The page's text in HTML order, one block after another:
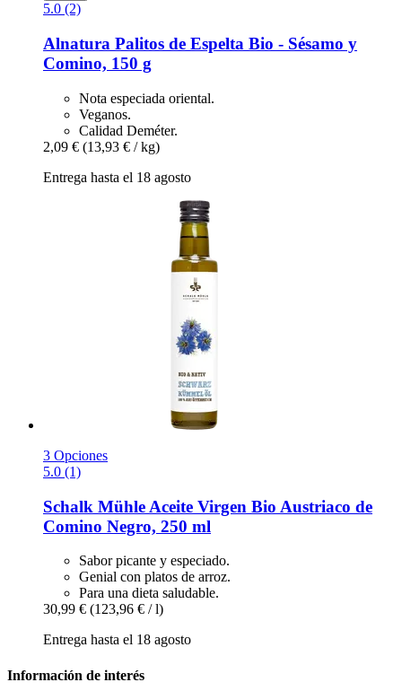
5.0 (2)
Alnatura Palitos de Espelta Bio -​ Sésamo y
Comino, 150 g
Nota especiada oriental.
Veganos.
Calidad Deméter.
2,09 € (13,93 € / kg)
Entrega hasta el 18 agosto
3 Opciones
5.0 (1)
Schalk Mühle Aceite Virgen Bio Austriaco de
Comino Negro, 250 ml
Sabor picante y especiado.
Genial con platos de arroz.
Para una dieta saludable.
30,99 € (123,96 € / l)
Entrega hasta el 18 agosto
Información de interés